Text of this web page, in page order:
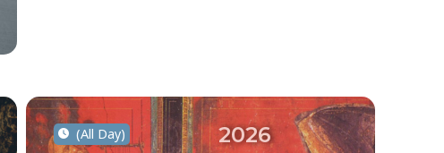
2026
(All Day)